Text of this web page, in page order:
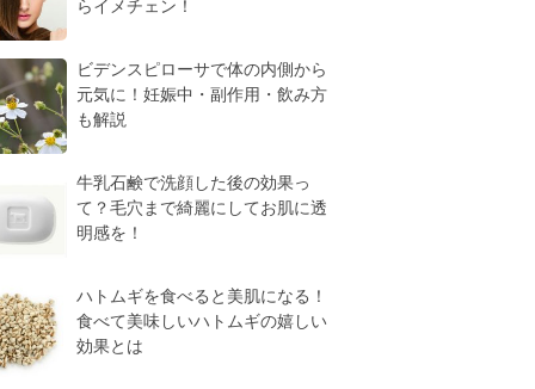
らイメチェン！
ビデンスピローサで体の内側から
元気に！妊娠中・副作用・飲み方
も解説
牛乳石鹸で洗顔した後の効果っ
て？毛穴まで綺麗にしてお肌に透
明感を！
ハトムギを食べると美肌になる！
食べて美味しいハトムギの嬉しい
効果とは